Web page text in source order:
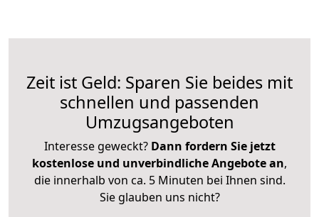
Zeit ist Geld: Sparen Sie beides mit
schnellen und passenden
Umzugsangeboten
Interesse geweckt? Dann fordern Sie jetzt
kostenlose und unverbindliche Angebote an,
die innerhalb von ca. 5 Minuten bei Ihnen sind.
Sie glauben uns nicht?